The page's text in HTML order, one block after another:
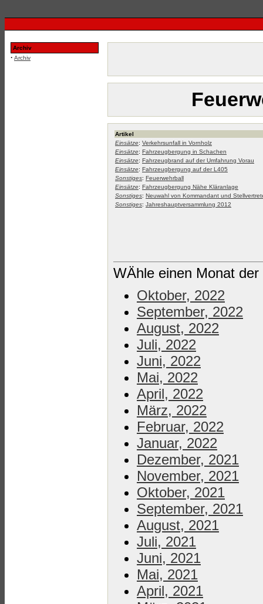
Archiv
· Archiv
Artikel
Einsätze: Verkehrsunfall in Vornholz
Einsätze: Fahrzeugbergung in Schachen
Einsätze: Fahrzeugbrand auf der Umfahrung Vorau
Einsätze: Fahrzeugbergung auf der L405
Sonstiges: Feuerwehrball
Einsätze: Fahrzeugbergung Nähe Kläranlage
Sonstiges: Neuwahl von Kommandant und
Sonstiges: Jahreshauptversammlung 2012
WÄhle einen Monat
Oktober, 2022
September, 2022
August, 2022
Juli, 2022
Juni, 2022
Mai, 2022
April, 2022
März, 2022
Februar, 2022
Januar, 2022
Dezember, 2021
November, 2021
Oktober, 2021
September, 2021
August, 2021
Juli, 2021
Juni, 2021
Mai, 2021
April, 2021